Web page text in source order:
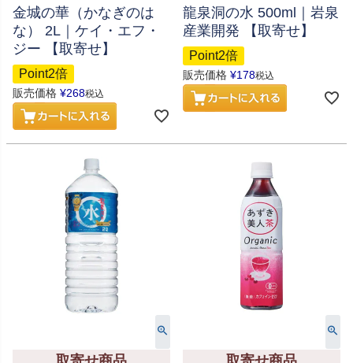
金城の華（かなぎのは
な） 2L｜ケイ・エフ・
ジー 【取寄せ】
Point2倍
販売価格 ¥268税込
龍泉洞の水 500ml｜岩泉
産業開発 【取寄せ】
Point2倍
販売価格 ¥178税込